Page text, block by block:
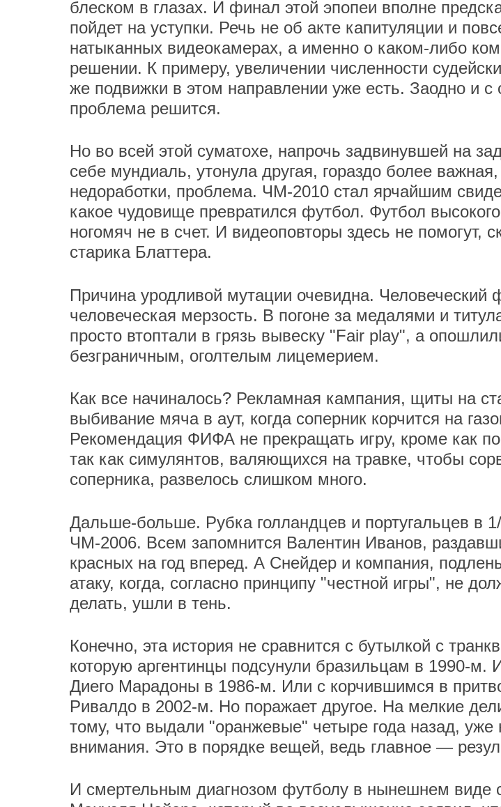
блеском в глазах. И финал этой эпопеи вполне
пойдет на уступки. Речь не об акте капитуляции и
натыканных видеокамерах, а именно о каком-либо
решении. К примеру, увеличении численности
же подвижки в этом направлении уже есть. Заодно и
проблема решится.
Но во всей этой суматохе, напрочь задвинувшей на
себе мундиаль, утонула другая, гораздо более
недоработки, проблема. ЧМ-2010 стал ярчайшим
какое чудовище превратился футбол. Футбол
ногомяч не в счет. И видеоповторы здесь не помогут,
старика Блаттера.
Причина уродливой мутации очевидна. Человеческий
человеческая мерзость. В погоне за медалями и
просто втоптали в грязь вывеску "Fair play", а
безграничным, оголтелым лицемерием.
Как все начиналось? Рекламная кампания, щиты на
выбивание мяча в аут, когда соперник корчится на
Рекомендация ФИФА не прекращать игру, кроме как по
так как симулянтов, валяющихся на травке, чтобы
соперника, развелось слишком много.
Дальше-больше. Рубка голландцев и португальцев в
ЧМ-2006. Всем запомнится Валентин Иванов,
красных на год вперед. А Снейдер и компания,
атаку, когда, согласно принципу "честной игры", не
делать, ушли в тень.
Конечно, эта история не сравнится с бутылкой с
которую аргентинцы подсунули бразильцам в 1990-м.
Диего Марадоны в 1986-м. Или с корчившимся в
Ривалдо в 2002-м. Но поражает другое. На мелкие
тому, что выдали "оранжевые" четыре года назад, уже
внимания. Это в порядке вещей, ведь главное —
И смертельным диагнозом футболу в нынешнем виде